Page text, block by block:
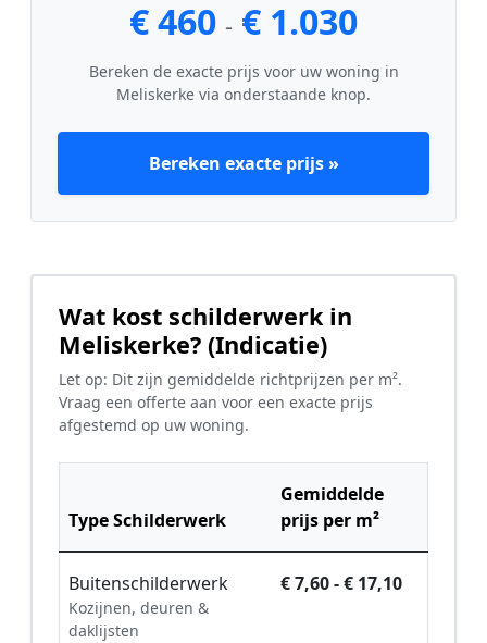
€ 460 - € 1.030
Bereken de exacte prijs voor uw woning in
Meliskerke via onderstaande knop.
Bereken exacte prijs »
Wat kost schilderwerk in
Meliskerke? (Indicatie)
Let op: Dit zijn gemiddelde richtprijzen per m².
Vraag een offerte aan voor een exacte prijs
afgestemd op uw woning.
Type Schilderwerk
Gemiddelde
prijs per m²
Buitenschilderwerk
Kozijnen, deuren &
daklijsten
€ 7,60 - € 17,10